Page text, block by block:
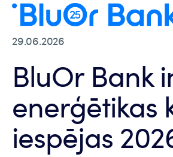
29.06.2026
BluOr Bank
enerģētikas
iespējas